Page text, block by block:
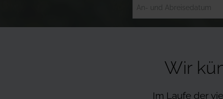
Wir
Im Laufe der